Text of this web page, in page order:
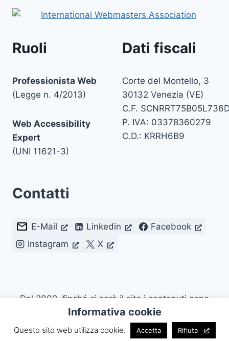
Ruoli
Professionista Web
(Legge n. 4/2013)
Web Accessibility
Expert
(UNI 11621-3)
Dati fiscali
Corte del Montello, 3
30132 Venezia (VE)
C.F.
P. IVA: 03378360279
C.D.: KRRH6B9
Contatti
E-Mail Linkedin
Facebook
Instagram
X
Dal 2002, finché ci sarà il sito i contenuti sono
riutilizzabili citando la fonte. Attualmente con
Licenza CC BY 4.0 .
Informativa cookie
Questo sito web utilizza cookie. Accetta Rifiuta